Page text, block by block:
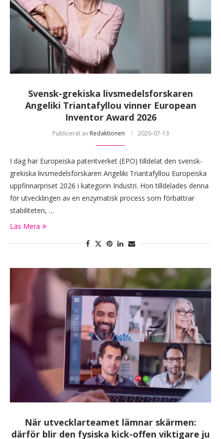
Svensk-grekiska livsmedelsforskaren
Angeliki Triantafyllou vinner European
Inventor Award 2026
Publicerat av Redaktionen 2026-07-13
I dag har Europeiska patentverket (EPO) tilldelat den svensk-
grekiska livsmedelsforskaren Angeliki Triantafyllou Europeiska
uppfinnarpriset 2026 i kategorin Industri. Hon tilldelades denna
för utvecklingen av en enzymatisk process som förbättrar
stabiliteten, …
Läs Mera
När utvecklarteamet lämnar skärmen:
därför blir den fysiska kick-offen viktigare ju